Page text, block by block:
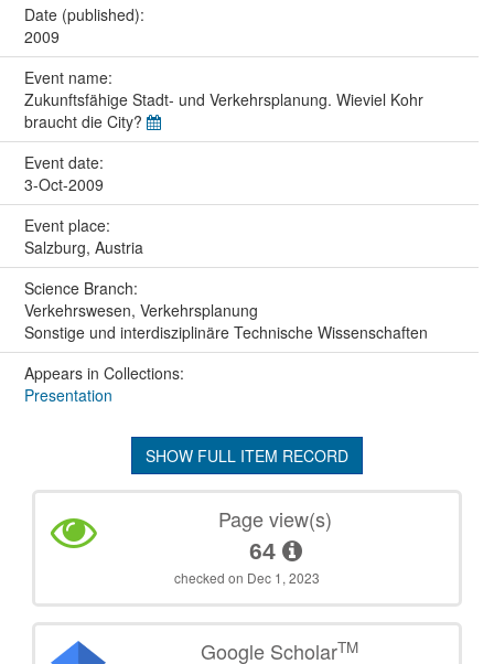
Date (published):
2009
Event name:
Zukunftsfähige Stadt- und Verkehrsplanung. Wieviel Kohr
braucht die City?
Event date:
3-Oct-2009
Event place:
Salzburg, Austria
Science Branch:
Verkehrswesen, Verkehrsplanung
Sonstige und interdisziplinäre Technische Wissenschaften
Appears in Collections:
Presentation
SHOW FULL ITEM RECORD
Page view(s)
64
checked on Dec 1, 2023
Google ScholarTM